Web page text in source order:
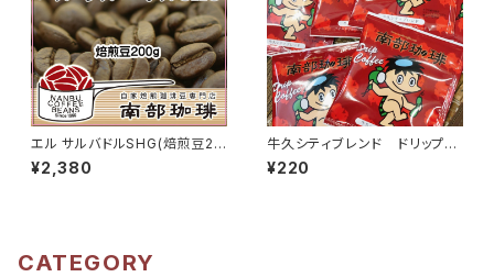
エル サルバドルSHG(焙煎豆20
0g)
¥2,380
牛久シティブレンド ドリップコ
ーヒーバッグ（キューちゃん）
¥220
CATEGORY